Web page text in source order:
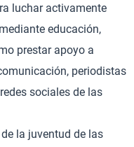
luchar activamente
educación,
prestar apoyo a
periodistas
sociales de las
la juventud de las